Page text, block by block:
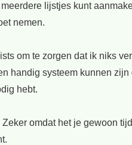
lijstjes kunt
nemen.
om te zorgen dat ik niks
handig systeem kunnen zijn
hebt.
omdat het je gewoon